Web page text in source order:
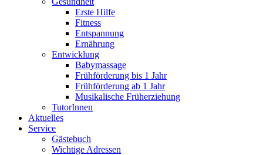
Erste Hilfe
Fitness
Entspannung
Ernährung
Entwicklung
Babymassage
Frühförderung bis 1 Jahr
Frühförderung ab 1 Jahr
Musikalische Früherziehung
TutorInnen
Aktuelles
Service
Gästebuch
Wichtige Adressen